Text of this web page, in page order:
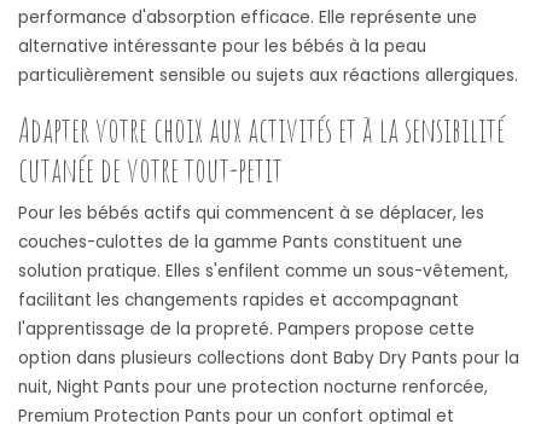
performance d'absorption efficace. Elle représente une
alternative intéressante pour les bébés à la peau
particulièrement sensible ou sujets aux réactions allergiques.
Adapter votre choix aux activités et à la sensibilité
cutanée de votre tout-petit
Pour les bébés actifs qui commencent à se déplacer, les
couches-culottes de la gamme Pants constituent une
solution pratique. Elles s'enfilent comme un sous-vêtement,
facilitant les changements rapides et accompagnant
l'apprentissage de la propreté. Pampers propose cette
option dans plusieurs collections dont Baby Dry Pants pour la
nuit, Night Pants pour une protection nocturne renforcée,
Premium Protection Pants pour un confort optimal et